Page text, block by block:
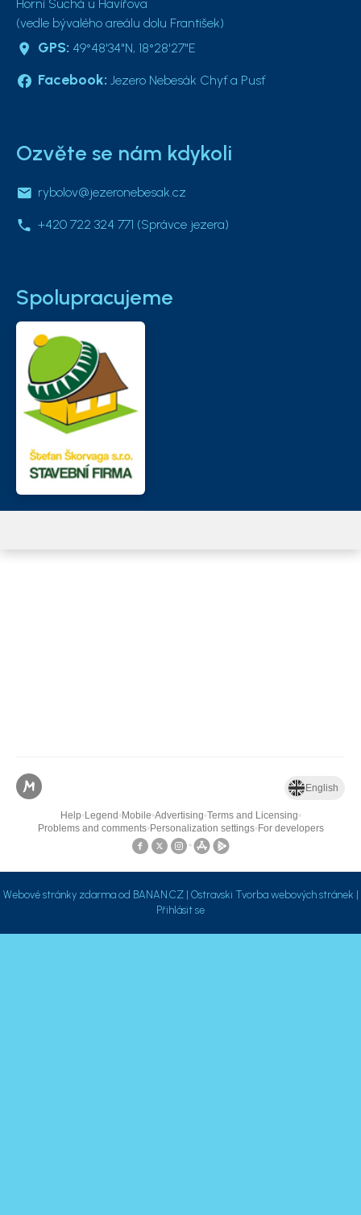
Horní Suchá u Havířova
(vedle bývalého areálu dolu František)
GPS: 49°48'34"N, 18°28'27"E
Facebook: Jezero Nebesák Chyť a Pusť
Ozvěte se nám kdykoli
rybolov@jezeronebesak.cz
+420 722 324 771 (Správce jezera)
Spolupracujeme
Webové stránky zdarmaod BANAN.CZ| Ostravski Tvorba webových stránek
Přihlásit se